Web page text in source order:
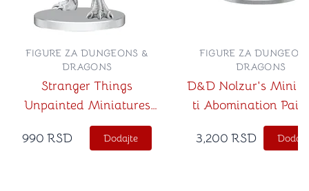
Stranger Things
Unpainted Miniatures
Demogorgons
FIGURE ZA DUNGEONS &
DRAGONS
990 RSD Dodajte
D&D Nolzur's Mini
ti Abomination
FIGURE ZA
DRAGONS
3,200 RSD